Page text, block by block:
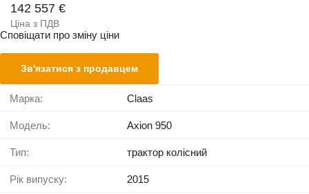
142 557 €
Ціна з ПДВ
Сповіщати про зміну ціни
Зв'язатися з продавцем
Марка: Claas
Модель: Axion 950
Тип: трактор колісний
Рік випуску: 2015